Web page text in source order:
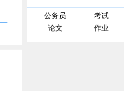
公务员 考试
论文
作业